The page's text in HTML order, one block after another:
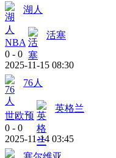
湖人
NBA
活塞
0 - 0
2025-11-15 08:30
76人
世欧预
英格兰
0 - 0
2025-11-14 03:45